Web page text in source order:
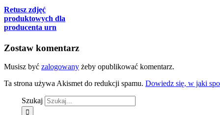
Retusz zdjęć
produktowych dla
producenta urn
Zostaw komentarz
Musisz być zalogowany żeby opublikować komentarz.
Ta strona używa Akismet do redukcji spamu. Dowiedz się, w jaki
Szukaj